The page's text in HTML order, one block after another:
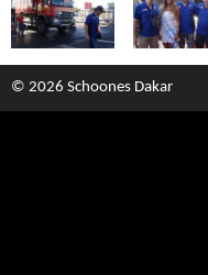
© 2026 Schoones Dakar